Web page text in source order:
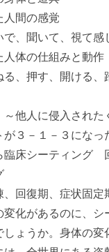
間の感覚
、聞いて、視て感
体の仕組みと動作
、押す、開ける、
他人に侵入された
３－１－３になっ
床シーティング　
回復期、症状固定
変化があるのに、シ
しょうか。身体の変